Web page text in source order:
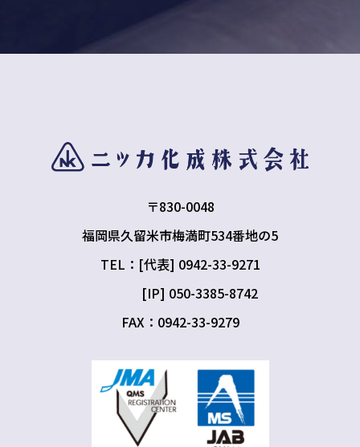
〒830-0048
福岡県久留米市梅満町534番地の5
TEL：[代表] 0942-33-9271
[IP] 050-3385-8742
FAX：0942-33-9279